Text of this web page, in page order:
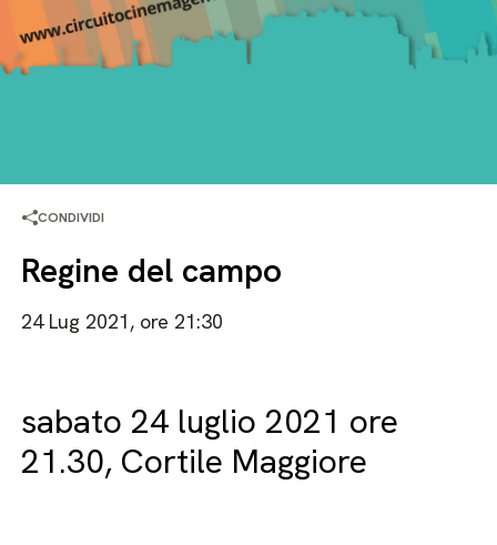
CONDIVIDI
Regine del campo
24 Lug 2021, ore 21:30
sabato 24 luglio 2021 ore
21.30, Cortile Maggiore